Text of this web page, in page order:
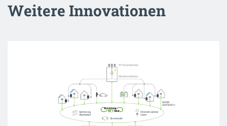
Weitere Innovationen